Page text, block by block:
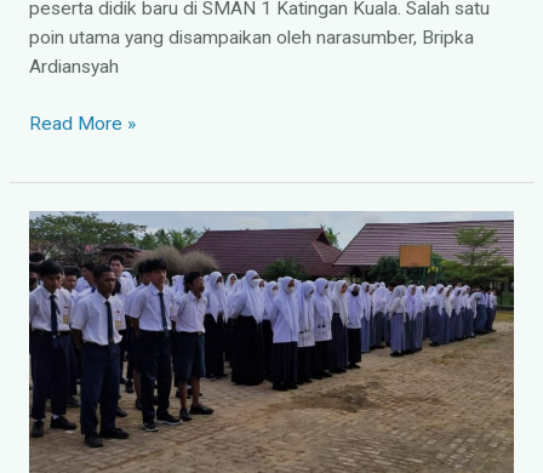
peserta didik baru di SMAN 1 Katingan Kuala. Salah satu
poin utama yang disampaikan oleh narasumber, Bripka
Ardiansyah
Read More »
Tahun
Pelajaran
2022/2023
diawali
dengan
Masa
Pengenalan
Lingkungan
Sekolah